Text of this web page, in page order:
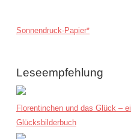
Sonnendruck-Papier*
Leseempfehlung
Florentinchen und das Glück –
Glücksbilderbuch